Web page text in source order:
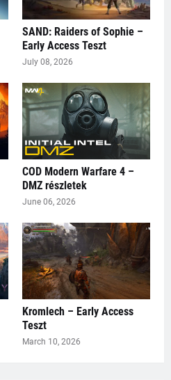
SAND: Raiders of Sophie –
Early Access Teszt
July 08, 2026
COD Modern Warfare 4 –
DMZ részletek
June 06, 2026
Kromlech – Early Access
Teszt
March 10, 2026